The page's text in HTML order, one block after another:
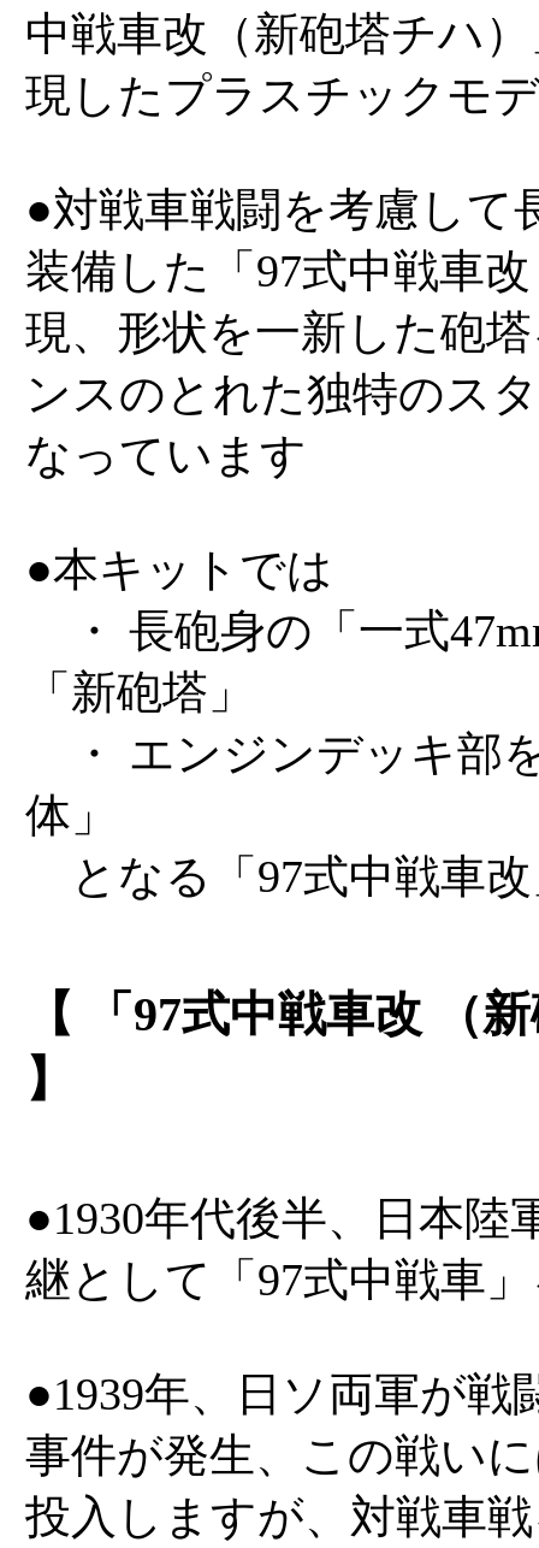
中戦車改（新砲塔チハ
現したプラスチックモ
●対戦車戦闘を考慮して
装備した「97式中戦車
現、形状を一新した砲
ンスのとれた独特のス
なっています
●本キットでは
・ 長砲身の「一式
「新砲塔」
・ エンジンデッキ部
体」
となる「97式中戦車
【 「97式中戦車改 （
】
●1930年代後半、日本陸
継として「97式中戦車
●1939年、日ソ両軍が
事件が発生、この戦い
投入しますが、対戦車